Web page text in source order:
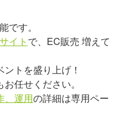
です。
イト で、EC販売 増えて
ントを盛り上げ！
お任せください。
、運用の詳細は専用ペー